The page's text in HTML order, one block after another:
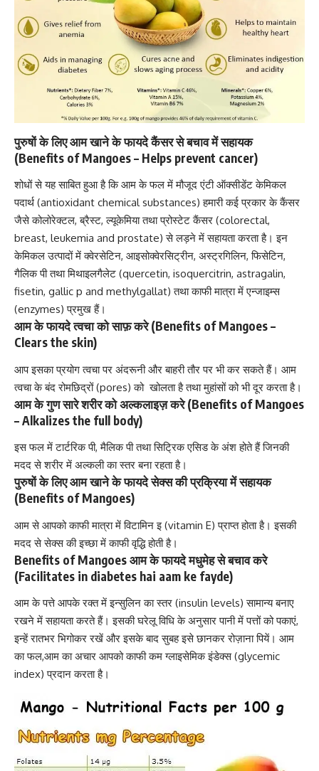
पुरुषों के लिए आम खाने के फायदे कैंसर से बचाव में सहायक
(Benefits of Mangoes – Helps prevent cancer)
शोधों से यह साबित हुआ है कि आम के फल में मौजूदएंटी ऑक्सीडेंटकेमिकल
पदार्थ (antioxidant chemical substances) हमारी कई प्रकार के कैंसर
जैसे कोलोरेक्टल, ब्रैस्ट, ल्यूकेमिया तथा प्रोस्टेट कैंसर (colorectal,
breast, leukemia and prostate) से लड़ने में सहायता करता है। इन
केमिकल उत्पादों में क्वेरसेटिन, आइसोक्वेरसिट्रीन, अस्ट्रगिलिन, फिसेटिन,
गैलिक पी तथा मिथाइलगैलेट (quercetin, isoquercitrin, astragalin,
fisetin, gallic p and methylgallat) तथा काफी मात्रा मेंएन्जाइम्स
(enzymes) प्रमुख हैं।
आम के फायदे त्वचा को साफ़ करे (Benefits of Mangoes –
Clears the skin)
आप इसका प्रयोग त्वचा पर अंदरूनी और बाहरी तौर पर भी कर सकते हैं। आम
त्वचा के बंदरोमछिद्रों (pores) को खोलता है तथा मुहांसों को भी दूर करता है।
आम के गुण सारे शरीर को अल्कलाइज़ करे (Benefits of Mangoes
– Alkalizes the full body)
इस फल में टार्टरिक पी, मैलिक पी तथा सिट्रिक एसिड के अंश होते हैं जिनकी
मदद से शरीर में अल्कली का स्तर बना रहता है।
पुरुषों के लिए आम खाने के फायदे सेक्स की प्रक्रिया में सहायक
(Benefits of Mangoes)
आम से आपको काफी मात्रा मेंविटामिन इ (vitamin E) प्राप्त होता है। इसकी
मदद से सेक्स की इच्छा में काफी वृद्धि होती है।
Benefits of Mangoes आम के फायदे मधुमेह से बचाव करे
(Facilitates in diabetes hai aam ke fayde)
आम के पत्ते आपके रक्त में इन्सुलिन का स्तर (insulin levels) सामान्य बनाए
रखने में सहायता करते हैं। इसकी घरेलू विधि के अनुसार पानी में पत्तों को पकाएं,
इन्हें रातभर भिगोकर रखें और इसके बाद सुबह इसे छानकर रोज़ाना पियें। आम
का फल,आम का अचार आपको काफी कमग्लाइसेमिक इंडेक्स (glycemic
index) प्रदान करता है।